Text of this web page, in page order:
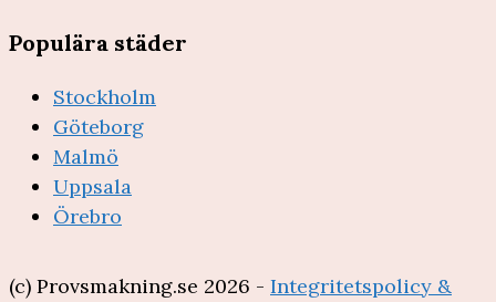
Populära städer
Stockholm
Göteborg
Malmö
Uppsala
Örebro
(c) Provsmakning.se 2026 - Integritetspolicy &